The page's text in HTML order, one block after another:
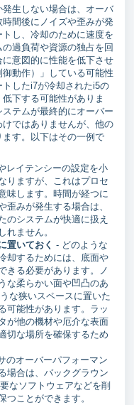
生しない場合は、オーバ
間後にノイズや歪みが発
し、冷却のために速度を
過負荷や資源の独占を回
意図的に性能を低下させ
動作）」している可能性
したi7が冷却されたi5の
下する可能性がありま
テムが最終的にオーバー
ではありませんが、他の
す。以下はその一例で
レイテンシーの設定を小
りますが、これはプロセ
味します。時間が経つに
歪みが発生する場合は、
のシステムが快適に扱え
れません。
置いておく - どのような
却するためには、底面や
きる必要があります。ノ
な柔らかい面や凹凸のあ
な狭いスペースに置いた
可能性があります。ラッ
が他の機材や厄介な表面
切な場所を確保するため
のオーバーパフォーマン
場合は、バックグラウン
なソフトウェアなどを削
つことができます。